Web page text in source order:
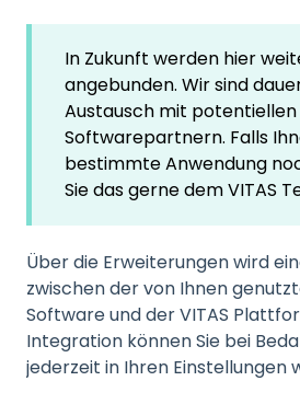
In Zukunft werden hier
angebunden. Wir sind
Austausch mit potentiellen
Softwarepartnern. Falls
bestimmte Anwendung
Sie das gerne dem VITAS
Über die Erweiterungen wird
zwischen der von Ihnen
Software und der VITAS
Integration können Sie bei
jederzeit in Ihren Einstellungen